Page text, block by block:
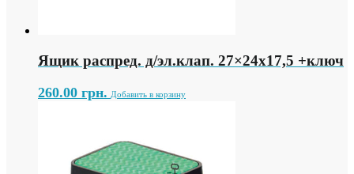
Ящик распред. д/эл.клап. 27×24х17,5 +ключ
260.00 грн. Добавить в корзину